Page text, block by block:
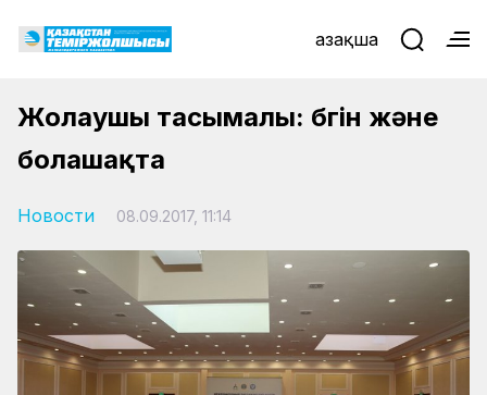
Қазақша
Жолаушы тасымалы: бүгін және
болашақта
Новости 08.09.2017, 11:14